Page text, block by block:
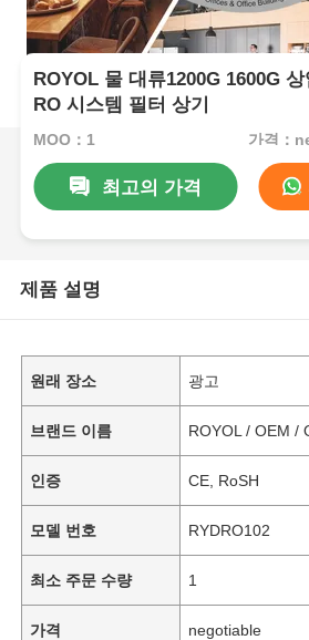
ROYOL 물 대류1200G 1600G
RO 시스템 필터 상기
MOQ：1 가격：
최고의 가격
제품 설명
원래 장소 광고
브랜드 이름 ROYOL / OEM /
인증 CE, RoSH
모델 번호 RYDRO102
최소 주문 수량 1
가격 negotiable